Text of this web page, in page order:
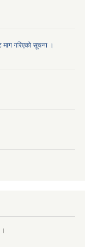
माग गरिएको सूचना ।